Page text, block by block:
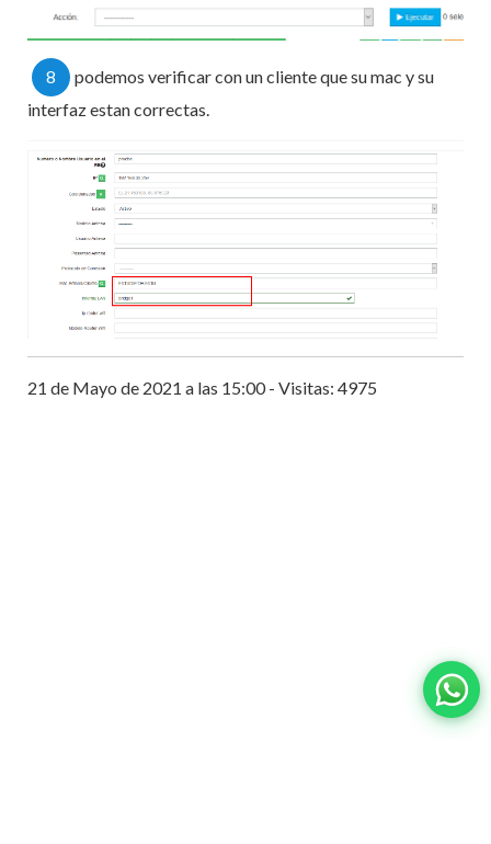
8
podemos verificar con un cliente que su mac y su
interfaz estan correctas.
21 de Mayo de 2021 a las 15:00 - Visitas: 4975